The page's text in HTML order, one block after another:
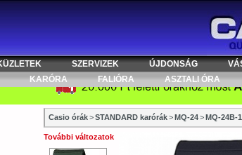
SZERVIZEK ÚJDONSÁG
KARÓRA
FALIÓRA ASZTALI ÓRA
Casio órák > STANDARD karórák > MQ-24 > MQ-24B-
További változatok